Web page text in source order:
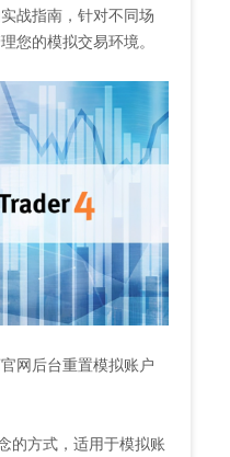
战指南，针对不同场
您的模拟交易环境。
网后台重置模拟账户
方式，适用于模拟账